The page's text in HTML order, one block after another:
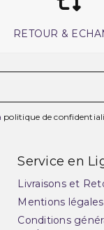
RETOUR &
politique de
Service en
Livraisons et
Mentions légales
Conditions